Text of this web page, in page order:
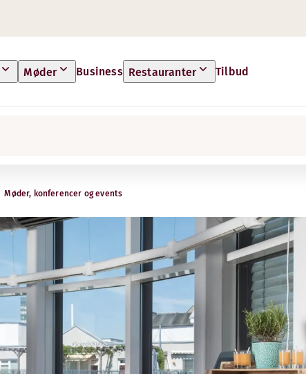
Møder Business Restauranter Tilbud
Møder, konferencer og events